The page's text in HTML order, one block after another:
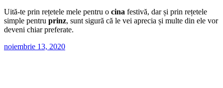
Uită-te prin rețetele mele pentru o cina festivă, dar și prin rețetele
simple pentru prinz, sunt sigură că le vei aprecia și multe din ele vor
deveni chiar preferate.
noiembrie 13, 2020